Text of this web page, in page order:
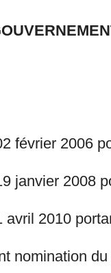
février 2006
janvier 2008
2010
nomination